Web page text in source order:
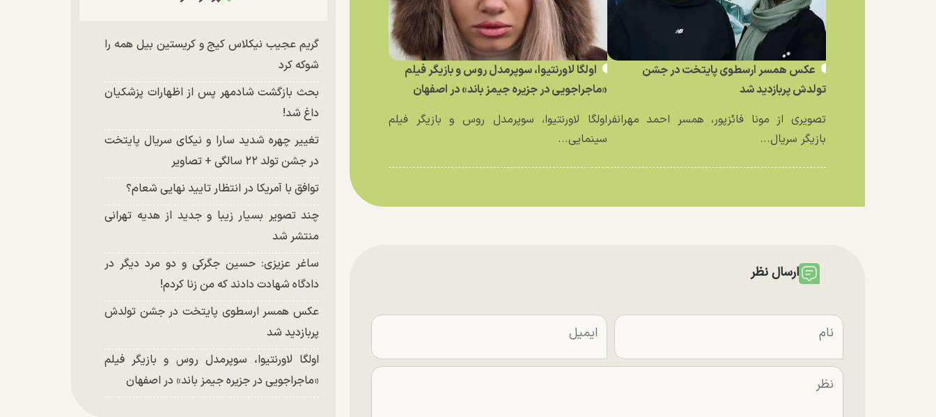
عکس همسر ارسطوی پایتخت در جشن
تولدش پربازدید شد
تصویری از مونا فائزپور، همسر احمد مهرانفر
بازیگر سریال...
اولگا لاورنتیوا، سوپرمدل روس و بازیگر فیلم
«ماجراجویی در جزیره جیمز باند» در اصفهان
اولگا لاورنتیوا، سوپرمدل روس و بازیگر فیلم
سینمایی...
ارسال نظر
گریم عجیب نیکلاس کیج و کریستین بیل همه را
شوکه کرد
بحث بازگشت شادمهر پس از اظهارات پزشکیان
داغ شد!
تغییر چهره شدید سارا و نیکای سریال پایتخت
در جشن تولد ۲۲ سالگی + تصاویر
توافق با آمریکا در انتظار تایید نهایی شعام؟
چند تصویر بسیار زیبا و جدید از هدیه تهرانی
منتشر شد
ساغر عزیزی: حسین جگرکی و دو مرد دیگر در
دادگاه شهادت دادند که من زنا کردم!
عکس همسر ارسطوی پایتخت در جشن تولدش
پربازدید شد
اولگا لاورنتیوا، سوپرمدل روس و بازیگر فیلم
«ماجراجویی در جزیره جیمز باند» در اصفهان